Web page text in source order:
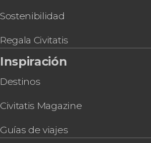
Entrada al Museo Moco de
Entrada al Madame Tussauds de
Entrada al Museo de la Ciencia
Sostenibilidad
Regala Civitatis
Inspiración
Destinos
Civitatis Magazine
Guías de viajes